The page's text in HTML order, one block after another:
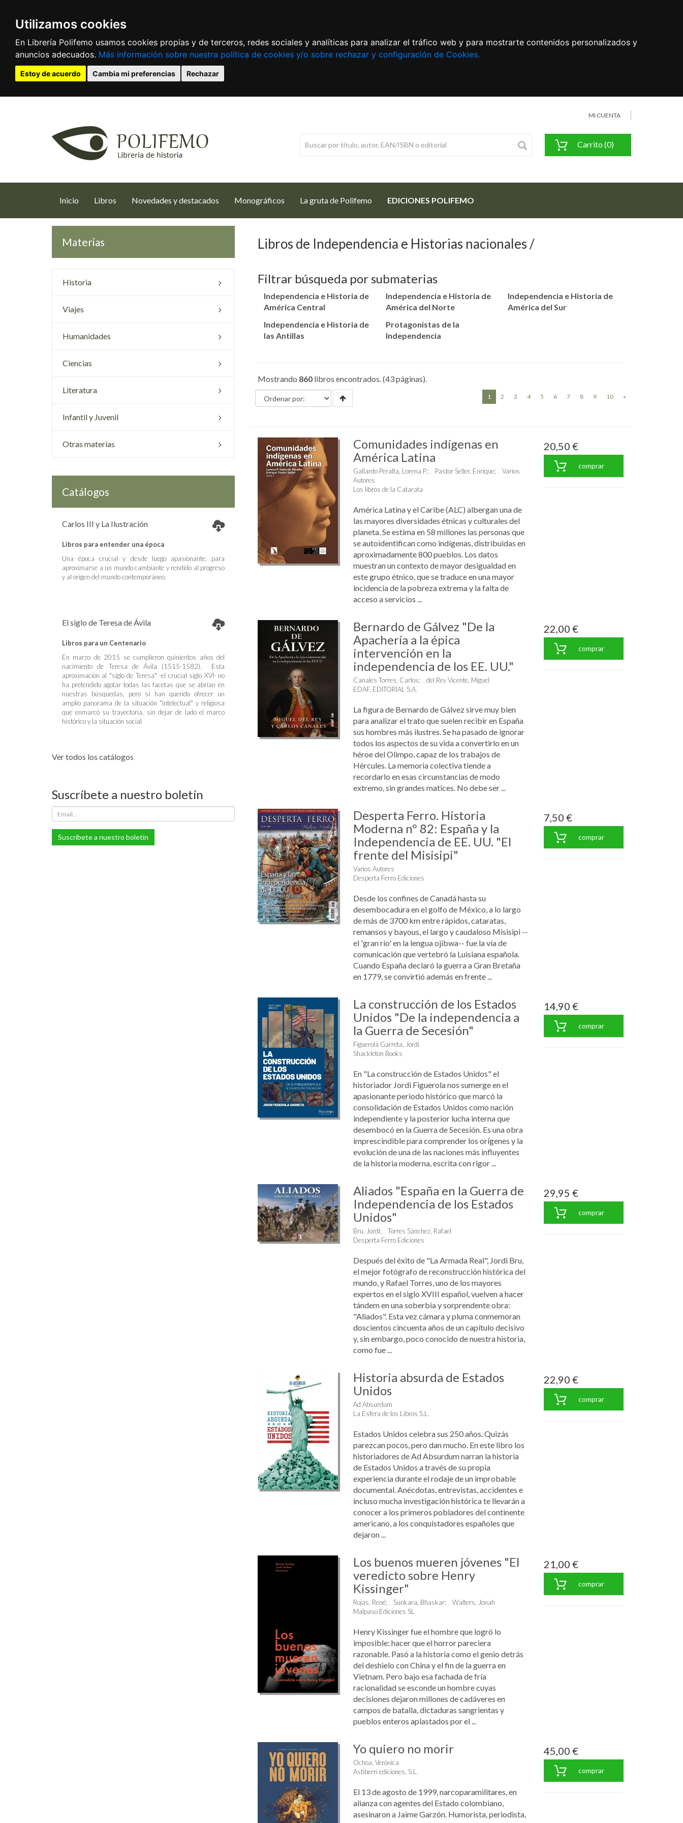
Utilizamos cookies
En Librería Polifemo usamos cookies propias y de terceros, redes sociales y analíticas para analizar el tráfico web y para mostrarte contenidos personalizados y
anuncios adecuados. Más información sobre nuestra política de cookies y/o sobre rechazar y configuración de Cookies.
Estoy de acuerdo Cambia mi preferencias Rechazar
MI CUENTA
Carrito (0)
Inicio (current)
Libros Novedades y destacados Monográficos La gruta de Polifemo EDICIONES POLIFEMO
Materias
Historia
Viajes
Humanidades
Ciencias
Literatura
Infantil y Juvenil
Otras materias
Catálogos
Carlos III y La Ilustración
Libros para entender una época
Una época crucial y desde luego apasionante, para
aproximarse a un mundo cambiante y rendido al progreso
y al origen del mundo contemporáneo.
El siglo de Teresa de Ávila
Libros para un Centenario
En marzo de 2015 se cumplieron quinientos años del
nacimiento de Teresa de Ávila (1515-1582). Esta
aproximación al "siglo de Teresa" -el crucial siglo XVI- no
ha pretendido agotar todas las facetas que se abrían en
nuestras búsquedas, pero sí han querido ofrecer un
amplio panorama de la situación "intelectual" y religiosa
que enmarcó su trayectoria, sin dejar de lado el marco
histórico y la situación social
Ver todos los catálogos
Suscríbete a nuestro boletín
Suscríbete a nuestro boletín
Libros de Independencia e Historias nacionales
Filtrar búsqueda por submaterias
Independencia e Historia de
América Central
Independencia e Historia de
América del Norte
Independencia e Historia de
América del Sur
Independencia e Historia de
las Antillas
Protagonistas de la
Independencia
Mostrando 860 libros encontrados. (43 páginas).
1 (current)
2 3 4 5 6 7 8 9 10 »
Comunidades indígenas en
América Latina
Gallardo Peralta, Lorena P.; Pastor Seller, Enrique;
Varios
Autores
Los libros de la Catarata
América Latina y el Caribe (ALC) albergan una de
las mayores diversidades étnicas y culturales del
planeta. Se estima en 58 millones las personas que
se autoidentifican como indígenas, distribuidas en
aproximadamente 800 pueblos. Los datos
muestran un contexto de mayor desigualdad en
este grupo étnico, que se traduce en una mayor
incidencia de la pobreza extrema y la falta de
acceso a servicios ...
20,50 €
comprar
Bernardo de Gálvez "De la
Apachería a la épica
intervención en la
independencia de los EE. UU."
Canales Torres, Carlos;
del Rey Vicente, Miguel
EDAF, EDITORIAL S.A.
La figura de Bernardo de Gálvez sirve muy bien
para analizar el trato que suelen recibir en España
sus hombres más ilustres. Se ha pasado de ignorar
todos los aspectos de su vida a convertirlo en un
héroe del Olimpo, capaz de los trabajos de
Hércules. La memoria colectiva tiende a
recordarlo en esas circunstancias de modo
extremo, sin grandes matices. No debe ser ...
22,00 €
comprar
Desperta Ferro. Historia
Moderna nº 82: España y la
Independencia de EE. UU. "El
frente del Misisipi"
Varios Autores
Desperta Ferro Ediciones
Desde los confines de Canadá hasta su
desembocadura en el golfo de México, a lo largo
de más de 3700 km entre rápidos, cataratas,
remansos y bayous, el largo y caudaloso Misisipi --
el 'gran río' en la lengua ojibwa-- fue la vía de
comunicación que vertebró la Luisiana española.
Cuando España declaró la guerra a Gran Bretaña
en 1779, se convirtió además en frente ...
7,50 €
comprar
La construcción de los Estados
Unidos "De la independencia a
la Guerra de Secesión"
Figuerola Garreta, Jordi
Shackleton Books
En "La construcción de Estados Unidos" el
historiador Jordi Figuerola nos sumerge en el
apasionante periodo histórico que marcó la
consolidación de Estados Unidos como nación
independiente y la posterior lucha interna que
desembocó en la Guerra de Secesión. Es una obra
imprescindible para comprender los orígenes y la
evolución de una de las naciones más influyentes
de la historia moderna, escrita con rigor ...
14,90 €
comprar
Aliados "España en la Guerra de
Independencia de los Estados
Unidos"
Bru, Jordi;
Torres Sánchez, Rafael
Desperta Ferro Ediciones
Después del éxito de "La Armada Real", Jordi Bru,
el mejor fotógrafo de reconstrucción histórica del
mundo, y Rafael Torres, uno de los mayores
expertos en el siglo XVIII español, vuelven a hacer
tándem en una soberbia y sorprendente obra:
"Aliados". Esta vez cámara y pluma conmemoran
doscientos cincuenta años de un capítulo decisivo
y, sin embargo, poco conocido de nuestra historia,
como fue ...
29,95 €
comprar
Historia absurda de Estados
Unidos
Ad Absurdum
La Esfera de los Libros S.L.
Estados Unidos celebra sus 250 años. Quizás
parezcan pocos, pero dan mucho. En este libro los
historiadores de Ad Absurdum narran la historia
de Estados Unidos a través de su propia
experiencia durante el rodaje de un improbable
documental. Anécdotas, entrevistas, accidentes e
incluso mucha investigación histórica te llevarán a
conocer a los primeros pobladores del continente
americano, a los conquistadores españoles que
dejaron ...
22,90 €
comprar
Los buenos mueren jóvenes "El
veredicto sobre Henry
Kissinger"
Rojas, René; Sunkara, Bhaskar;
Walters, Jonah
Malpaso Ediciones SL
Henry Kissinger fue el hombre que logró lo
imposible: hacer que el horror pareciera
razonable. Pasó a la historia como el genio detrás
del deshielo con China y el fin de la guerra en
Vietnam. Pero bajo esa fachada de fría
racionalidad se esconde un hombre cuyas
decisiones dejaron millones de cadáveres en
campos de batalla, dictaduras sangrientas y
pueblos enteros aplastados por el ...
21,00 €
comprar
Yo quiero no morir
Ochoa, Verónica
Astiberri ediciones, S.L.
El 13 de agosto de 1999, narcoparamilitares, en
alianza con agentes del Estado colombiano,
asesinaron a Jaime Garzón. Humorista, periodista,
45,00 €
comprar